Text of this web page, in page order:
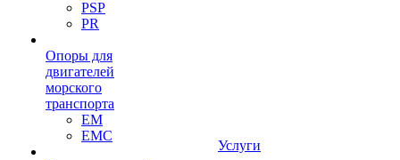
PSP
PR
Опоры для
двигателей
морского
транспорта
EM
EMC
Услуги